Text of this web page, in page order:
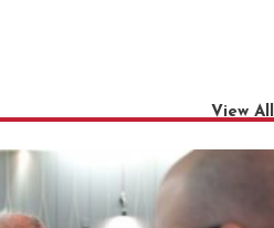
View All